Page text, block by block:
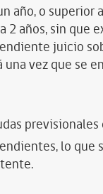
año, o
2 años, sin que
juicio
vez que se
lo